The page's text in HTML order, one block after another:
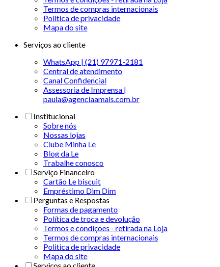
Termos de compras internacionais
Politica de privacidade
Mapa do site
Serviços ao cliente
WhatsApp | (21) 97971-2181
Central de atendimento
Canal Confidencial
Assessoria de Imprensa |
paula@agenciaamais.com.br
Institucional
Sobre nós
Nossas lojas
Clube Minha Le
Blog da Le
Trabalhe conosco
Serviço Financeiro
Cartão Le biscuit
Empréstimo Dim Dim
Perguntas e Respostas
Formas de pagamento
Política de troca e devolução
Termos e condições - retirada na Loja
Termos de compras internacionais
Politica de privacidade
Mapa do site